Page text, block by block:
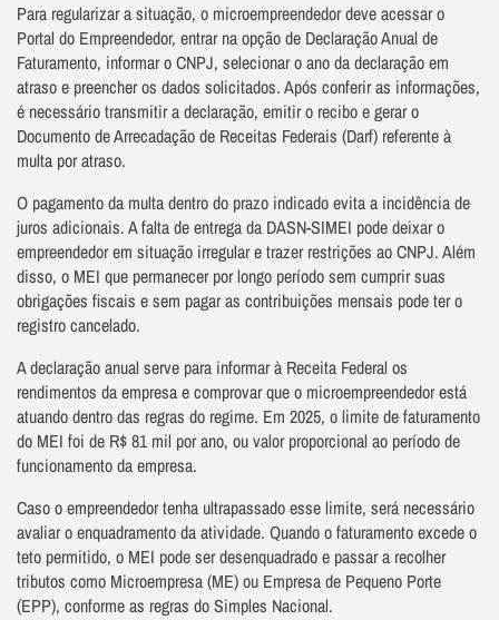
Para regularizar a situação, o microempreendedor deve acessar o
Portal do Empreendedor, entrar na opção de Declaração Anual de
Faturamento, informar o CNPJ, selecionar o ano da declaração em
atraso e preencher os dados solicitados. Após conferir as informações,
é necessário transmitir a declaração, emitir o recibo e gerar o
Documento de Arrecadação de Receitas Federais (Darf) referente à
multa por atraso.
O pagamento da multa dentro do prazo indicado evita a incidência de
juros adicionais. A falta de entrega da DASN-SIMEI pode deixar o
empreendedor em situação irregular e trazer restrições ao CNPJ. Além
disso, o MEI que permanecer por longo período sem cumprir suas
obrigações fiscais e sem pagar as contribuições mensais pode ter o
registro cancelado.
A declaração anual serve para informar à Receita Federal os
rendimentos da empresa e comprovar que o microempreendedor está
atuando dentro das regras do regime. Em 2025, o limite de faturamento
do MEI foi de R$ 81 mil por ano, ou valor proporcional ao período de
funcionamento da empresa.
Caso o empreendedor tenha ultrapassado esse limite, será necessário
avaliar o enquadramento da atividade. Quando o faturamento excede o
teto permitido, o MEI pode ser desenquadrado e passar a recolher
tributos como Microempresa (ME) ou Empresa de Pequeno Porte
(EPP), conforme as regras do Simples Nacional.